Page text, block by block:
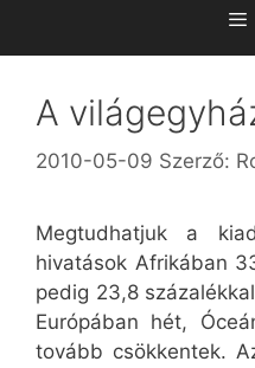
A
2010-05-09 Szerző:
Megtudhatjuk a
hivatások Afrikában
pedig 23,8
Európában hét,
tovább csökkentek.